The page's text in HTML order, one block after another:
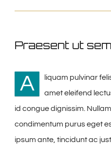
Praesent ut
A
liquam pulvinar
amet eleifend
id congue dignissim.
condimentum purus eget
ipsum ante, tincidunt ac